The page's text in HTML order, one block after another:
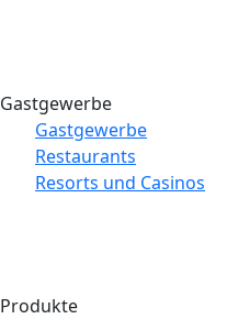
Gastgewerbe
Gastgewerbe
Restaurants
Resorts und Casinos
Produkte